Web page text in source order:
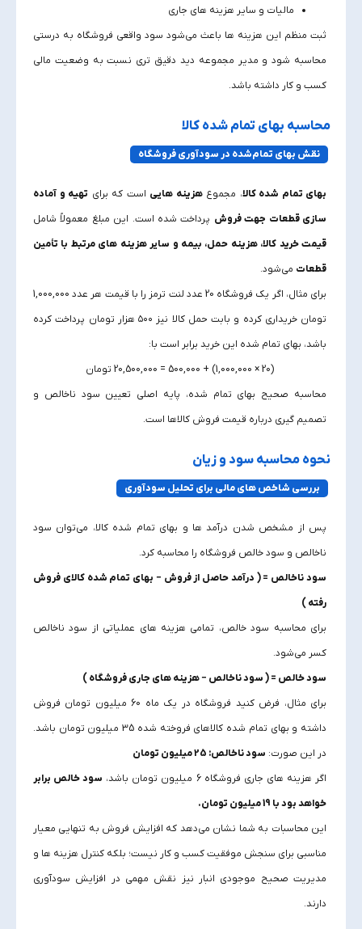
مالیات و سایر هزینه‌ های جاری
ثبت منظم این هزینه‌ ها باعث می‌شود سود واقعی فروشگاه به‌ درستی
محاسبه شود و مدیر مجموعه دید دقیق‌ تری نسبت به وضعیت مالی
کسب‌ و کار داشته باشد.
محاسبه بهای تمام‌ شده کالا
نقش بهای تمام‌شده در سودآوری فروشگاه
بهای تمام‌ شده کالا، مجموعهزینه‌ هایی است که برای تهیه و آماده‌
سازی قطعات جهت فروش پرداخت شده است. این مبلغ معمولاً شامل
قیمت خرید کالا، هزینه حمل، بیمه و سایر هزینه‌ های مرتبط با تأمین
قطعات می‌شود.
برای مثال، اگر یک فروشگاه 20 عدد لنت ترمز را با قیمت هر عدد 1,000,000
تومان خریداری کرده و بابت حمل کالا نیز ۵۰۰ هزار تومان پرداخت کرده
باشد، بهای تمام‌ شده این خرید برابر است با:
(20 × 1,000,000) + 500,000 = 20,500,000 تومان
محاسبه صحیح بهای تمام‌ شده، پایه اصلی تعیین سود ناخالص و
تصمیم‌ گیری درباره قیمت فروش کالاها است.
نحوه محاسبه سود و زیان
بررسی شاخص‌ های مالی برای تحلیل سودآوری
پس از مشخص شدن درآمد ها و بهای تمام‌ شده کالا، می‌توان سود
ناخالص و سود خالص فروشگاه را محاسبه کرد.
سود ناخالص = ( درآمد حاصل از فروش − بهای تمام‌ شده کالای فروش‌
رفته )
برای محاسبه سود خالص، تمامی هزینه‌ های عملیاتی از سود ناخالص
کسر می‌شود.
سود خالص = ( سود ناخالص − هزینه‌ های جاری فروشگاه )
برای مثال، فرض کنید فروشگاه در یک ماه 60 میلیون تومان فروش
داشته و بهای تمام‌ شده کالاهای فروخته‌ شده 35 میلیون تومان باشد.
در این صورت: سود ناخالص: 25 میلیون تومان
اگر هزینه‌ های جاری فروشگاه 6 میلیون تومان باشد،
سود خالص برابر
خواهد بود با 19 میلیون تومان.
این محاسبات به شما نشان می‌دهد که افزایش فروش به‌ تنهایی معیار
مناسبی برای سنجش موفقیت کسب‌ و کار نیست؛ بلکه کنترل هزینه‌ ها و
مدیریت صحیح موجودی انبار نیز نقش مهمی در افزایش سودآوری
دارند.